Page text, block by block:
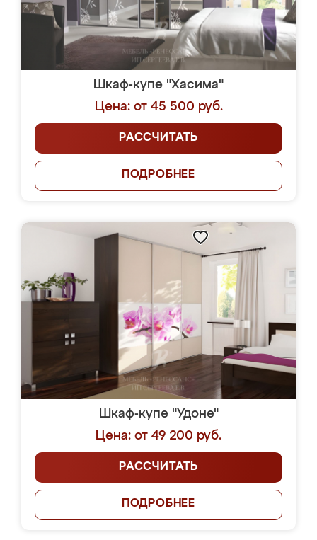
Шкаф-купе "Хасима"
Цена: от 45 500 руб.
РАССЧИТАТЬ
ПОДРОБНЕЕ
Шкаф-купе "Удоне"
Цена: от 49 200 руб.
РАССЧИТАТЬ
ПОДРОБНЕЕ